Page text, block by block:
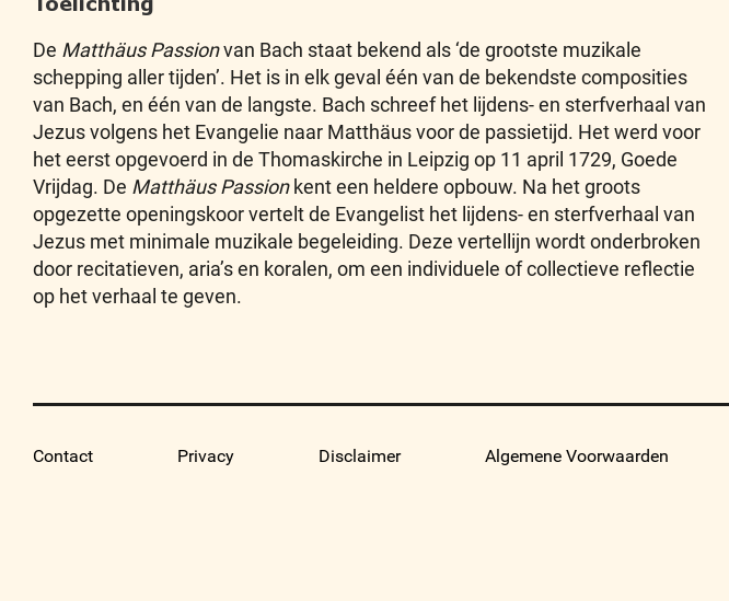
De Matthäus Passionvan Bach staat bekend als ‘de grootste muzikale
schepping aller tijden’. Het is in elk geval één van de bekendste composities
van Bach, en één van de langste. Bach schreef het lijdens- en sterfverhaal van
Jezus volgens het Evangelie naar Matthäus voor de passietijd. Het werd voor
het eerst opgevoerd in de Thomaskirche in Leipzig op 11 april 1729, Goede
Vrijdag. De Matthäus Passionkent een heldere opbouw. Na het groots
opgezette openingskoor vertelt de Evangelist het lijdens- en sterfverhaal van
Jezus met minimale muzikale begeleiding. Deze vertellijn wordt onderbroken
door recitatieven, aria’s en koralen, om een individuele of collectieve reflectie
op het verhaal te geven.
Contact Privacy Disclaimer Algemene Voorwaarden